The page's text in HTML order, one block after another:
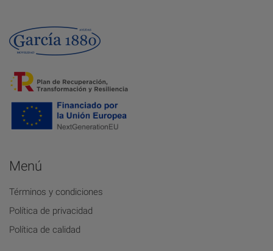
Menú
Términos y condiciones
Política de privacidad
Política de calidad